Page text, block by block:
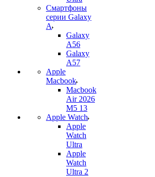
Смартфоны
серии Galaxy
A
Galaxy
A56
Galaxy
A57
Apple
Macbook
Macbook
Air 2026
M5 13
Apple Watch
Apple
Watch
Ultra
Apple
Watch
Ultra 2